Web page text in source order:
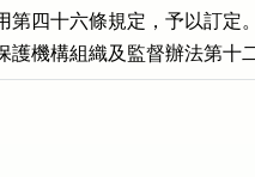
第四十六條規定，予以訂定。
機構組織及監督辦法第十